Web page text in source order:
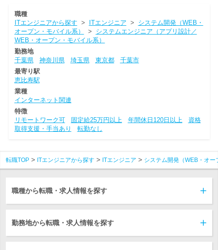
職種
ITエンジニアから探す > ITエンジニア > システム開発（WEB・
オープン・モバイル系）
> システムエンジニア（アプリ設計／
WEB・オープン・モバイル系）
勤務地
千葉県
神奈川県 埼玉県 東京都
千葉市
最寄り駅
恵比寿駅
業種
インターネット関連
特徴
リモートワーク可
固定給25万円以上 年間休日120日以上
資格
取得支援・手当あり
転勤なし
転職TOP ITエンジニアから探す ITエンジニア システム開発（WEB・オ
職種から転職・求人情報を探す
勤務地から転職・求人情報を探す